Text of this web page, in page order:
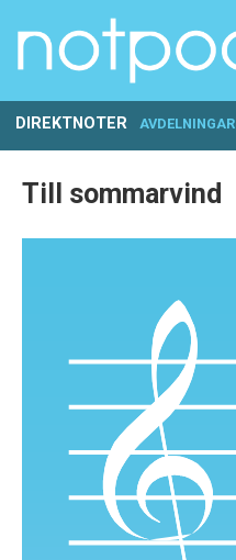
DIREKTNOTER AVDELNINGAR
Till sommarvind